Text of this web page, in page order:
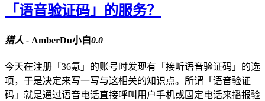
「语音验证码」的服务？
猎人 - AmberDu小白0.0
今天在注册「36氪」的账号时发现有「接听语音验证码」的选
项，于是决定来写一写与这相关的知识点。所谓「语音验证
码」就是通过语音电话直接呼叫用户手机或固定电话来播报验